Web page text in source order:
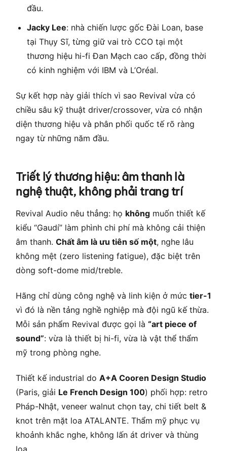
đầu.
Jacky Lee: nhà chiến lược gốc Đài Loan, base
tại Thụy Sĩ, từng giữ vai trò CCO tại một
thương hiệu hi-fi Đan Mạch cao cấp, đồng thời
có kinh nghiệm với IBM và L’Oréal.
Sự kết hợp này giải thích vì sao Revival vừa có
chiều sâu kỹ thuật driver/crossover, vừa có nhận
diện thương hiệu và phân phối quốc tế rõ ràng
ngay từ những năm đầu.
Triết lý thương hiệu: âm thanh là
nghệ thuật, không phải trang trí
Revival Audio nêu thẳng: họ không muốn thiết kế
kiểu “Gaudí” làm phình chi phí mà không cải thiện
âm thanh. Chất âm là ưu tiên số một, nghe lâu
không mệt (zero listening fatigue), đặc biệt trên
dòng soft-dome mid/treble.
Hãng chỉ dùng công nghệ và linh kiện ở mức tier-1
vì đó là nền tảng nghề nghiệp mà đội ngũ kế thừa.
Mỗi sản phẩm Revival được gọi là “art piece of
sound”: vừa là thiết bị hi-fi, vừa là vật thể thẩm
mỹ trong phòng nghe.
Thiết kế industrial do A+A Cooren Design Studio
(Paris, giải Le French Design 100) phối hợp: retro
Pháp-Nhật, veneer walnut chọn tay, chi tiết belt &
knot trên mặt loa ATALANTE. Thẩm mỹ phục vụ
khoảnh khắc nghe, không lấn át driver và thùng